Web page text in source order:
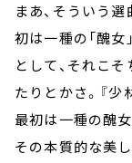
まあ、そういう
初は一種の「醜
として、それこ
たりとかさ。『少
最初は一種の醜
その本質的な美